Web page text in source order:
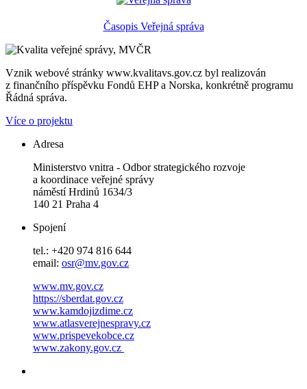
Časopis Veřejná správa
Vznik webové stránky www.kvalitavs.gov.cz byl realizován
z finančního příspěvku Fondů EHP a Norska, konkrétně programu
Řádná správa.
Více o projektu
Adresa
Ministerstvo vnitra - Odbor strategického rozvoje
a koordinace veřejné správy
náměstí Hrdinů 1634/3
140 21 Praha 4
Spojení
tel.: +420 974 816 644
email: osr@mv.gov.cz
www.mv.gov.cz
https://sberdat.gov.cz
www.kamdojizdime.cz
www.atlasverejnespravy.cz
www.prispevekobce.cz
www.zakony.gov.cz